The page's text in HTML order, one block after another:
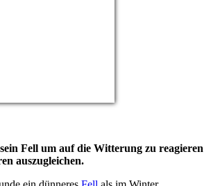
Fell um auf die Witterung zu reagieren
auszugleichen.